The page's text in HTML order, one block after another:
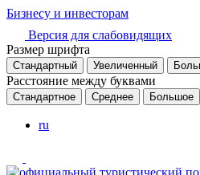
Бизнесу и инвесторам
Версия для слабовидящих
Размер шрифта
Стандартный Увеличенный
Расстояние между буквами
Стандартное Среднее Большое
ru